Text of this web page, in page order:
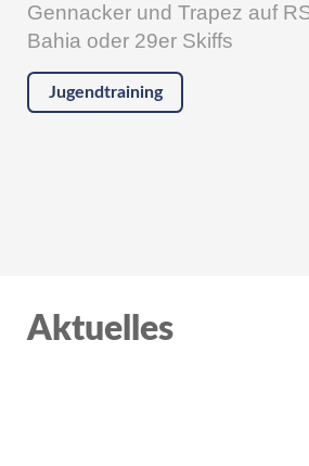
Gennacker und Trapez auf
Bahia oder 29er Skiffs
Jugendtraining
Aktuelles